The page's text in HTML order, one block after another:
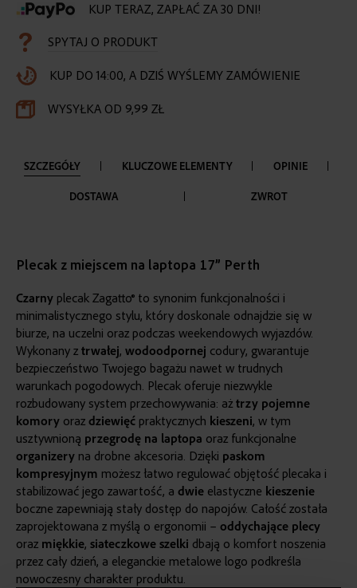
KUP TERAZ, ZAPŁAĆ ZA 30 DNI!
SPYTAJ O PRODUKT
KUP DO 14:00, A DZIŚ WYŚLEMY ZAMÓWIENIE
WYSYŁKA OD 9,99 ZŁ
SZCZEGÓŁY KLUCZOWE ELEMENTY OPINIE
DOSTAWA ZWROT
Plecak z miejscem na laptopa 17” Perth
Czarny plecak Zagatto® to synonim funkcjonalności i
minimalistycznego stylu, który doskonale odnajdzie się w
biurze, na uczelni oraz podczas weekendowych wyjazdów.
Wykonany z trwałej, wodoodpornej codury, gwarantuje
bezpieczeństwo Twojego bagażu nawet w trudnych
warunkach pogodowych. Plecak oferuje niezwykle
rozbudowany system przechowywania: aż trzy pojemne
komory oraz dziewięć praktycznych kieszeni, w tym
usztywnioną przegrodę na laptopa oraz funkcjonalne
organizery na drobne akcesoria. Dzięki paskom
kompresyjnym możesz łatwo regulować objętość plecaka i
stabilizować jego zawartość, a dwie elastyczne kieszenie
boczne zapewniają stały dostęp do napojów. Całość została
zaprojektowana z myślą o ergonomii – oddychające plecy
oraz miękkie, siateczkowe szelki dbają o komfort noszenia
przez cały dzień, a eleganckie metalowe logo podkreśla
nowoczesny charakter produktu.